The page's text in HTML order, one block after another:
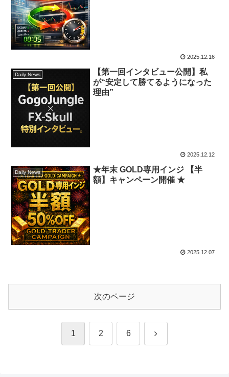
2025.12.16
Daily News
【第一回インタビュー公開】私
が“安定して勝てるようになった
理由”
2025.12.12
Daily News
★年末 GOLD専用インジ 【半
額】キャンペーン開催 ★
2025.12.07
次のページ
1 2 6 次